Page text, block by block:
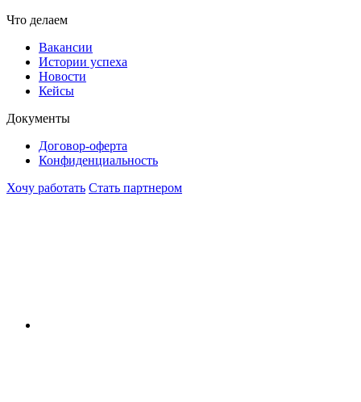
Что делаем
Вакансии
Истории успеха
Новости
Кейсы
Документы
Договор-оферта
Конфиденциальность
Хочу работать Стать партнером